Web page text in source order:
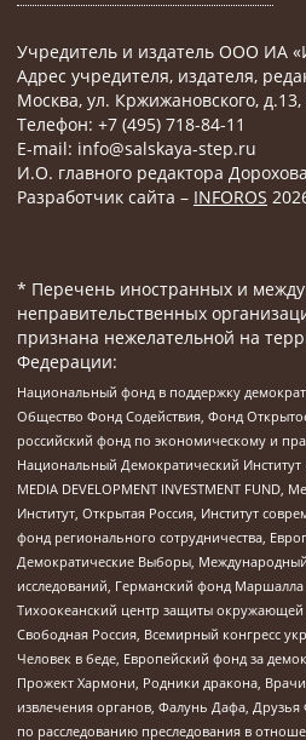
Учредитель и издатель ООО ИА
Адрес учредителя, издателя,
Москва, ул. Кржижановского, д.13,
Телефон: +7 (495) 718-84-11
E-mail: info@salskaya-step.ru
И.О. главного редактора
Разработчик сайта – INFOROS
* Перечень иностранных и
неправительственных
признана нежелательной на
Федерации:
Национальный фонд в поддержку
Общество Фонд Содействия, Фонд
российский фонд по экономическому и
Национальный Демократический
MEDIA DEVELOPMENT INVESTMENT
Институт, Открытая Россия, Институт
фонд регионального сотрудничества,
Демократические Выборы,
исследований, Германский фонд
Тихоокеанский центр защиты
Свободная Россия, Всемирный конгресс
Человек в беде, Европейский фонд за
Прожект Хармони, Родники дракона,
извлечения органов, Фалунь Дафа,
по расследованию преследования в